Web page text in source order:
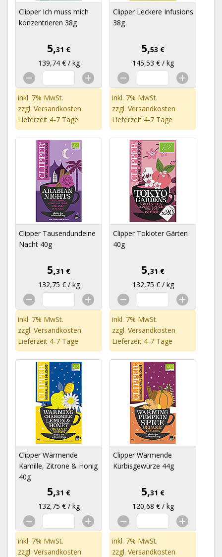
Clipper Ich muss mich
konzentrieren 38g
5,31 €
139,74 € / kg
inkl. 7% MwSt.
zzgl. Versandkosten
Lieferzeit 4-7 Tage
Clipper Leckere Infusions
38g
5,53 €
145,53 € / kg
inkl. 7% MwSt.
zzgl. Versandkosten
Lieferzeit 4-7 Tage
Clipper Tausendundeine
Nacht 40g
5,31 €
132,75 € / kg
inkl. 7% MwSt.
zzgl. Versandkosten
Lieferzeit 4-7 Tage
Clipper Tokioter Gärten
40g
5,31 €
132,75 € / kg
inkl. 7% MwSt.
zzgl. Versandkosten
Lieferzeit 4-7 Tage
Clipper Wärmende
Kamille, Zitrone & Honig
40g
5,31 €
132,75 € / kg
inkl. 7% MwSt.
zzgl. Versandkosten
Clipper Wärmende
Kürbisgewürze 44g
5,31 €
120,68 € / kg
inkl. 7% MwSt.
zzgl. Versandkosten